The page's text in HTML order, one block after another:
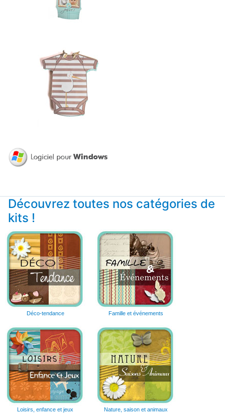
Découvrez toutes nos catégories de
kits !
Déco-tendance Famille et événements
Loisirs, enfance et jeux Nature, saison et animaux